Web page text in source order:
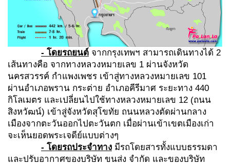
- โดยรถยนต์ จากกรุงเทพฯ สามารถเดินทางได้ 2
เส้นทางคือ จากทางหลวงหมายเลข 1 ผ่านจังหวัด
นครสวรรค์ กำแพงเพชร เข้าสู่ทางหลวงหมายเลข 101
ผ่านอำเภอพราน กระต่าย อำเภอคีรีมาศ ระยะทาง 440
กิโลเมตร และเปลี่ยนไปใช้ทางหลวงหมายเลข 12 (ถนน
สิงหวัฒน์) เข้าสู่จังหวัดสุโขทัย ถนนหลวงตัดผ่านกลาง
เมืองจากตะวันออกไปตะวันตก เมื่อผ่านเข้าเขตเมืองเก่า
จะเห็นยอดพระเจดีย์แบบต่างๆ
- โดยรถประจำทาง มีรถโดยสารทั้งแบบธรรมดา
และปรับอากาศของบริษัท ขนส่ง จำกัด และของบริษัท